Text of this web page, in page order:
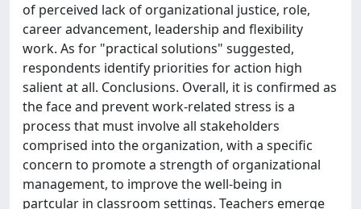
of perceived lack of organizational justice, role,
career advancement, leadership and flexibility
work. As for "practical solutions" suggested,
respondents identify priorities for action high
salient at all. Conclusions. Overall, it is confirmed as
the face and prevent work-related stress is a
process that must involve all stakeholders
comprised into the organization, with a specific
concern to promote a strength of organizational
management, to improve the well-being in
partcular in classroom settings. Teachers emerge